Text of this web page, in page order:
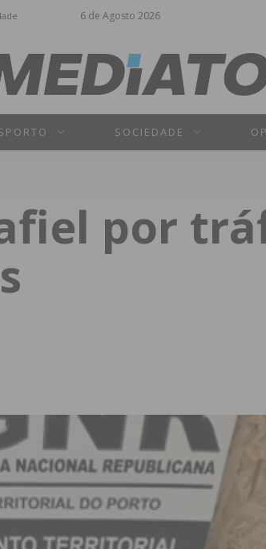
6 de Agosto 2026
SOCIEDADE
por